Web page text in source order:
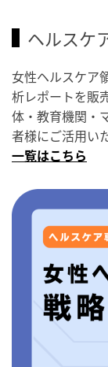
ヘルスケ
女性ヘルスケア
析レポートを販
体・教育機関・
者様にご活用い
一覧はこちら